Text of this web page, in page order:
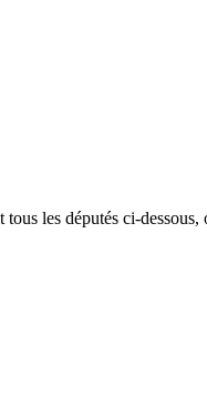
les députés ci-